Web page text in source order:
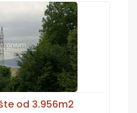
od 3.956m2